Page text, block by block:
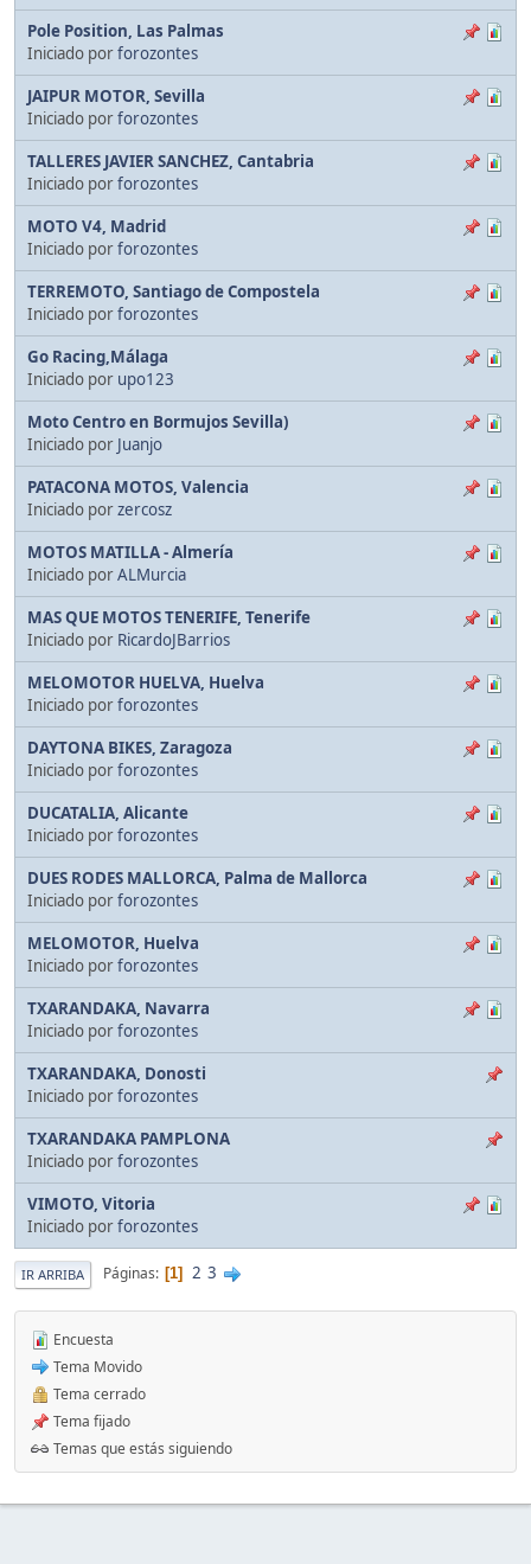
Pole Position, Las Palmas
Iniciado porforozontes
JAIPUR MOTOR, Sevilla
Iniciado porforozontes
TALLERES JAVIER SANCHEZ, Cantabria
Iniciado porforozontes
MOTO V4, Madrid
Iniciado porforozontes
TERREMOTO, Santiago de Compostela
Iniciado porforozontes
Go Racing,Málaga
Iniciado por upo123
Moto Centro en Bormujos Sevilla)
Iniciado por Juanjo
PATACONA MOTOS, Valencia
Iniciado porzercosz
MOTOS MATILLA - Almería
Iniciado porALMurcia
MAS QUE MOTOS TENERIFE, Tenerife
Iniciado por RicardoJBarrios
MELOMOTOR HUELVA, Huelva
Iniciado porforozontes
DAYTONA BIKES, Zaragoza
Iniciado porforozontes
DUCATALIA, Alicante
Iniciado porforozontes
DUES RODES MALLORCA, Palma de Mallorca
Iniciado porforozontes
MELOMOTOR, Huelva
Iniciado porforozontes
TXARANDAKA, Navarra
Iniciado porforozontes
TXARANDAKA, Donosti
Iniciado porforozontes
TXARANDAKA PAMPLONA
Iniciado porforozontes
VIMOTO, Vitoria
Iniciado porforozontes
IR ARRIBA Páginas 1 2 3
Encuesta
Tema Movido
Tema cerrado
Tema fijado
Temas que estás siguiendo